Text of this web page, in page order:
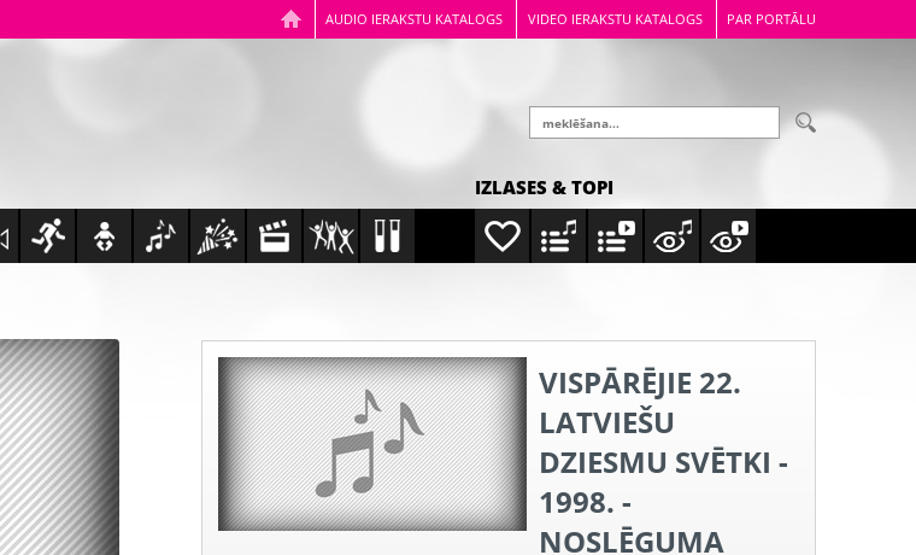
AUDIO IERAKSTU KATALOGS VIDEO IERAKSTU KATALOGS PAR PORTĀLU
IZLASES & TOPI
VISPĀRĒJIE 22.
LATVIEŠU
DZIESMU SVĒTKI -
1998. -
NOSLĒGUMA